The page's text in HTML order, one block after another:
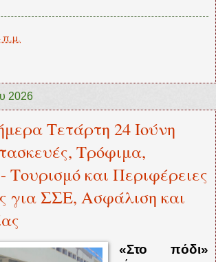
π.μ.
2026
Τετάρτη 24 Ιούνη
Τρόφιμα,
Τουρισμό και Περιφέρειες
για ΣΣΕ, Ασφάλιση και
«Στο πόδι»